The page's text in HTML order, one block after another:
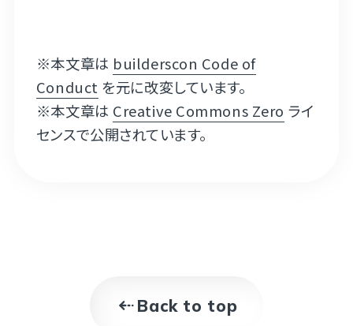
※本文章は builderscon Code of
Conduct を元に改変しています。
※本文章は Creative Commons Zero ライ
センスで公開されています。
Back to top